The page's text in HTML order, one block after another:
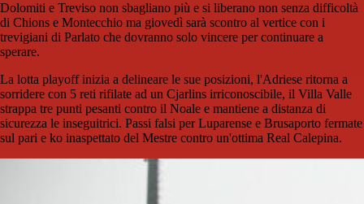
Dolomiti e Treviso non sbagliano più e si liberano non senza difficoltà
di Chions e Montecchio ma giovedì sarà scontro al vertice con i
trevigiani di Parlato che dovranno solo vincere per continuare a
sperare.
La lotta playoff inizia a delineare le sue posizioni, l'Adriese ritorna a
sorridere con 5 reti rifilate ad un Cjarlins irriconoscibile, il Villa Valle
strappa tre punti pesanti contro il Noale e mantiene a distanza di
sicurezza le inseguitrici. Passi falsi per Luparense e Brusaporto fermate
sul pari e ko inaspettato del Mestre contro un'ottima Real Calepina.